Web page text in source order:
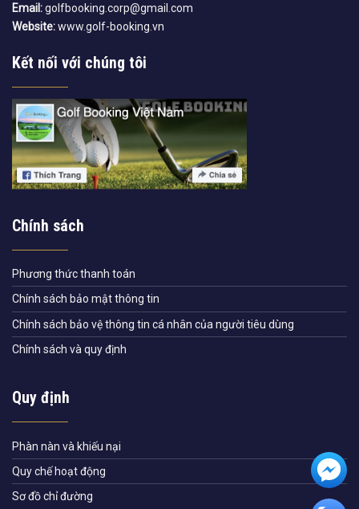
Email:golfbooking.corp@gmail.com
Website:www.golf-booking.vn
Kết nối với chúng tôi
Chính sách
Phương thức thanh toán
Chính sách bảo mật thông tin
Chính sách bảo vệ thông tin cá nhân của người tiêu dùng
Chính sách và quy định
Quy định
Phàn nàn và khiếu nại
Quy chế hoạt động
Sơ đồ chỉ đường